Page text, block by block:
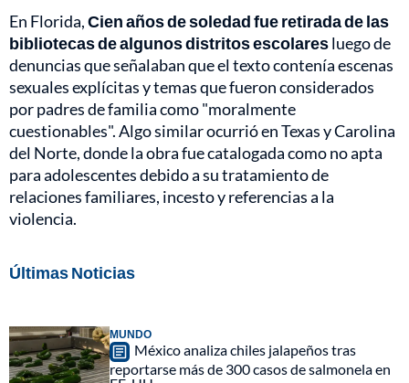
En Florida,Cien años de soledad fue retirada de las
bibliotecas de algunos distritos escolaresluego de
denuncias que señalaban que el texto contenía escenas
sexuales explícitas y temas que fueron considerados
por padres de familia como "moralmente
cuestionables". Algo similar ocurrió en Texas y Carolina
del Norte, donde la obra fue catalogada como no apta
para adolescentes debido a su tratamiento de
relaciones familiares, incesto y referencias a la
violencia.
Últimas Noticias
MUNDO
México analiza chiles jalapeños tras
reportarse más de 300 casos de salmonela en